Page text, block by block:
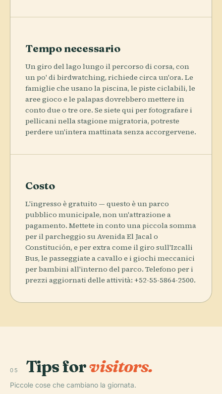
Tempo necessario
Un giro del lago lungo il percorso di corsa, con
un po' di birdwatching, richiede circa un'ora. Le
famiglie che usano la piscina, le piste ciclabili, le
aree gioco e le palapas dovrebbero mettere in
conto due o tre ore. Se siete qui per fotografare i
pellicani nella stagione migratoria, potreste
perdere un'intera mattinata senza accorgervene.
Costo
L'ingresso è gratuito — questo è un parco
pubblico municipale, non un'attrazione a
pagamento. Mettete in conto una piccola somma
per il parcheggio su Avenida El Jacal o
Constitución, e per extra come il giro sull'Izcalli
Bus, le passeggiate a cavallo e i giochi meccanici
per bambini all'interno del parco. Telefono per i
prezzi aggiornati delle attività: +52-55-5864-2500.
05 Tips forvisitors.
Piccole cose che cambiano la giornata.